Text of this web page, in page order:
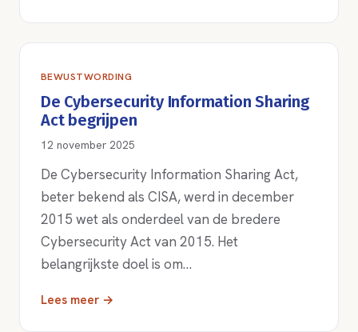
BEWUSTWORDING
De Cybersecurity Information Sharing
Act begrijpen
12 november 2025
De Cybersecurity Information Sharing Act,
beter bekend als CISA, werd in december
2015 wet als onderdeel van de bredere
Cybersecurity Act van 2015. Het
belangrijkste doel is om…
Lees meer →